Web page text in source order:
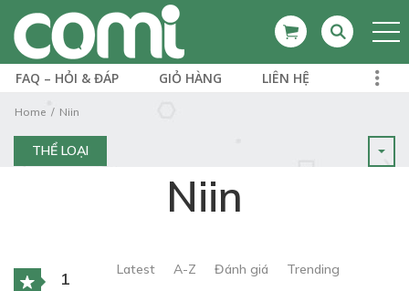
FAQ – HỎI & ĐÁP GIỎ HÀNG LIÊN HỆ
Home Niin
THỂ LOẠI
Niin
1
Latest A-Z Đánh giá Trending